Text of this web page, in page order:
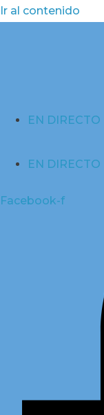
Ir al contenido
EN DIRECTO
EN DIRECTO
Facebook-f